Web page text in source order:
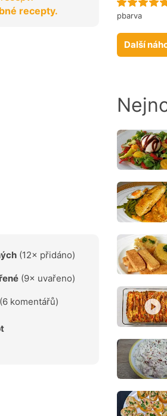
recepty.
(12× přidáno)
(9× uvařeno)
(6 komentářů)
pbarva
Další